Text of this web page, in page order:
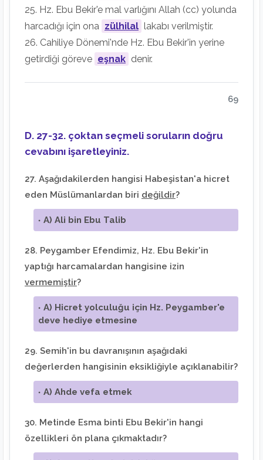
25. Hz. Ebu Bekir'e mal varlığını Allah (cc) yolunda
harcadığı için ona zülhilal lakabı verilmiştir.
26. Cahiliye Dönemi'nde Hz. Ebu Bekir'in yerine
getirdiği göreve eşnak denir.
69
D. 27-32. çoktan seçmeli soruların doğru
cevabını işaretleyiniz.
27. Aşağıdakilerden hangisi Habeşistan'a hicret
eden Müslümanlardan biri değildir?
A) Ali bin Ebu Talib
28. Peygamber Efendimiz, Hz. Ebu Bekir'in
yaptığı harcamalardan hangisine izin
vermemiştir?
A) Hicret yolculuğu için Hz. Peygamber'e
deve hediye etmesine
29. Semih'in bu davranışının aşağıdaki
değerlerden hangisinin eksikliğiyle açıklanabilir?
A) Ahde vefa etmek
30. Metinde Esma binti Ebu Bekir'in hangi
özellikleri ön plana çıkmaktadır?